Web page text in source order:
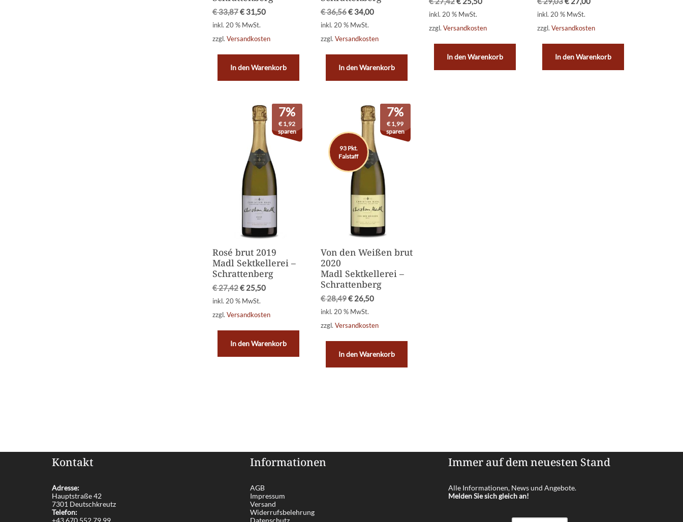
€33,87€31,50
inkl. 20 % MwSt.
zzgl. Versandkosten
In den Warenkorb
€36,56€34,00
inkl. 20 % MwSt.
zzgl. Versandkosten
In den Warenkorb
inkl. 20 % MwSt.
zzgl. Versandkosten
In den Warenkorb
inkl. 20 % MwSt.
zzgl. Versandkosten
In den Warenkorb
7%
€1,92
sparen
Rosé brut 2019
Madl Sektkellerei –
Schrattenberg
€27,42€25,50
inkl. 20 % MwSt.
zzgl. Versandkosten
In den Warenkorb
93 Pkt.
Falstaff
7%
€1,99
sparen
Von den Weißen brut
2020
Madl Sektkellerei –
Schrattenberg
€28,49€26,50
inkl. 20 % MwSt.
zzgl. Versandkosten
In den Warenkorb
Kontakt
Adresse:
Hauptstraße 42
7301 Deutschkreutz
Telefon:
+43 670 552 79 99
Informationen
AGB
Impressum
Versand
Widerrufsbelehrung
Datenschutz
Immer auf dem neuesten Stand
Alle Informationen, News und Angebote.
Melden Sie sich gleich an!